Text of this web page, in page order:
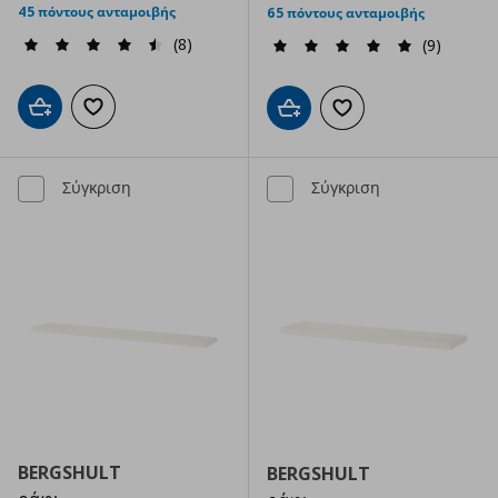
45 πόντους ανταμοιβής
(8)
Προσθήκη στο καλάθι
Προσθήκη στα αγαπημένα
65 πόντους ανταμοιβής
(9)
Προσθήκη στο καλάθι
Προσθήκη στα
Σύγκριση
BERGSHULT
Σύγκριση
BERGSHULT